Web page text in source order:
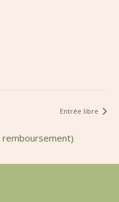
Entrée libre
remboursement)